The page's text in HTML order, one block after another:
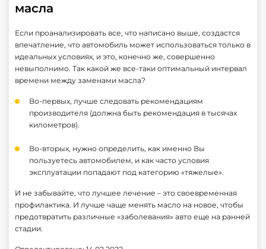
масла
Если проанализировать все, что написано выше, создастся
впечатление, что автомобиль может использоваться только в
идеальных условиях, и это, конечно же, совершенно
невыполнимо. Так какой же все-таки оптимальный интервал
времени между заменами масла?
Во-первых, лучше следовать рекомендациям
производителя (должна быть рекомендация в тысячах
километров).
Во-вторых, нужно определить, как именно Вы
пользуетесь автомобилем, и как часто условия
эксплуатации попадают под категорию «тяжелые».
И не забывайте, что лучшее лечение – это своевременная
профилактика. И лучше чаще менять масло на новое, чтобы
предотвратить различные «заболевания» авто еще на ранней
стадии.